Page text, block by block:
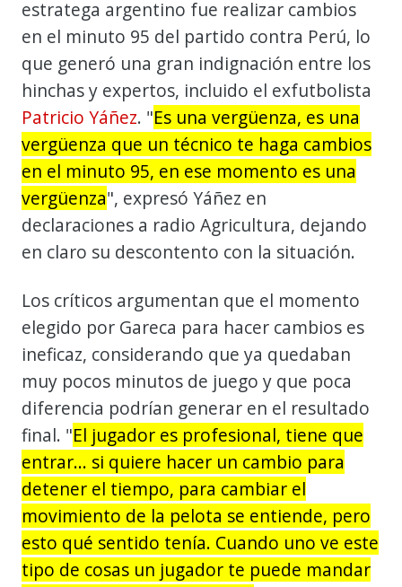
estratega argentino fue realizar cambios
en el minuto 95 del partido contra Perú, lo
que generó una gran indignación entre los
hinchas y expertos, incluido el exfutbolista
Patricio Yáñez. "Es una vergüenza, es una
vergüenza que un técnico te haga cambios
en el minuto 95, en ese momento es una
vergüenza", expresó Yáñez en
declaraciones a radio Agricultura, dejando
en claro su descontento con la situación.
Los críticos argumentan que el momento
elegido por Gareca para hacer cambios es
ineficaz, considerando que ya quedaban
muy pocos minutos de juego y que poca
diferencia podrían generar en el resultado
final. "El jugador es profesional, tiene que
entrar... si quiere hacer un cambio para
detener el tiempo, para cambiar el
movimiento de la pelota se entiende, pero
esto qué sentido tenía. Cuando uno ve este
tipo de cosas un jugador te puede mandar